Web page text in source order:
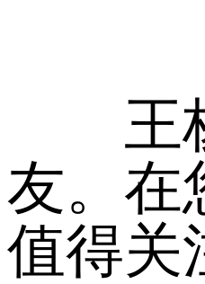
王杨
友。在
值得关